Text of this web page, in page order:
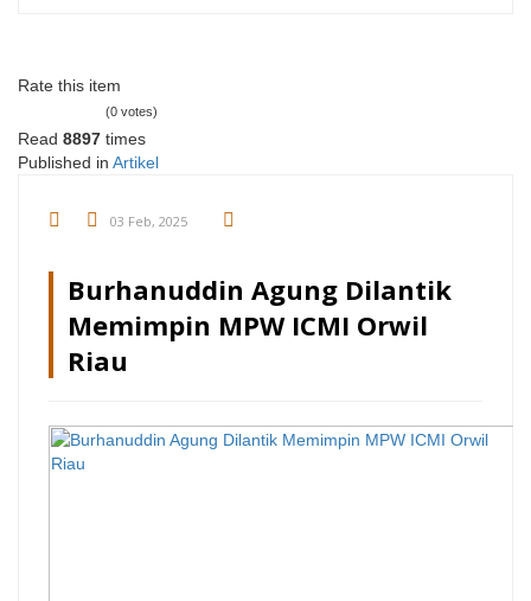
Rate this item
(0 votes)
Read 8897 times
Published in Artikel
03 Feb, 2025
Burhanuddin Agung Dilantik
Memimpin MPW ICMI Orwil
Riau